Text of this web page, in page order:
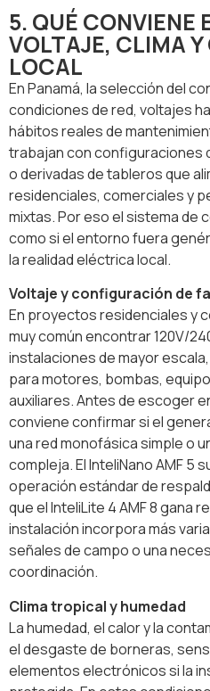
5. QUÉ CONVIENE
VOLTAJE, CLIMA
LOCAL
En Panamá, la selección del
condiciones de red, voltajes
hábitos reales de
trabajan con configuraciones
o derivadas de tableros que
residenciales, comerciales y
mixtas. Por eso el sistema de
como si el entorno fuera
la realidad eléctrica local.
Voltaje y configuración de
En proyectos residenciales y
muy común encontrar 120V/
instalaciones de mayor
para motores, bombas,
auxiliares. Antes de escoger
conviene confirmar si el
una red monofásica simple o
compleja. El InteliNano AMF 5
operación estándar de
que el InteliLite 4 AMF 8 gana
instalación incorpora más
señales de campo o una
coordinación.
Clima tropical y humedad
La humedad, el calor y la
el desgaste de borneras,
elementos electrónicos si la